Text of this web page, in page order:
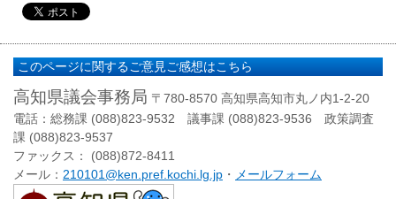
このページに関するご意見ご感想はこちら
高知県議会事務局 〒780-8570 高知県高知市丸ノ内1-2-20
電話：総務課 (088)823-9532 議事課 (088)823-9536 政策調査
課 (088)823-9537
ファックス： (088)872-8411
メール： 210101@ken.pref.kochi.lg.jp ・ メールフォーム